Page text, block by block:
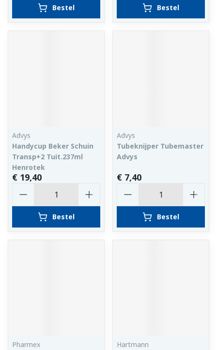
Bestel Bestel
Advys
Handycup Beker Schuin
Transp+2 Tuit.237ml
Henrotek
€ 19,40
Bestel
Advys
Tubeknijper Tubemaster
Advys
€ 7,40
Bestel
Pharmex
Hartmann